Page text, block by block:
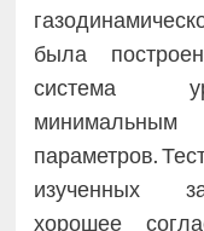
была
система
параметров.
изученных
хорошее